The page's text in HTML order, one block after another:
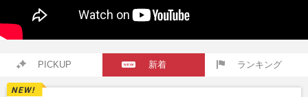
PICKUP 新着 ランキング